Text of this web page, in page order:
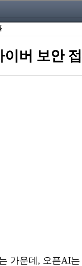
버 보안
가운데, 오픈AI